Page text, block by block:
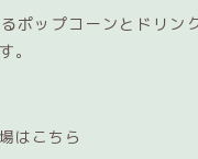
ポップコーンとドリン
。
はこちら